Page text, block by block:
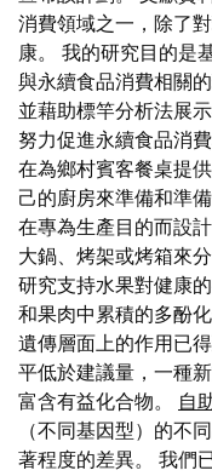
消費領域之一，除了
康。 我的研究目的是
與永續食品消費相關
並藉助標竿分析法展
努力促進永續食品消
在為鄉村賓客餐桌提
己的廚房來準備和準
在專為生產目的而設
大鍋、烤架或烤箱來
研究支持水果對健康
和果肉中累積的多酚
遺傳層面上的作用已
平低於建議量，一種
富含有益化合物。
自
（不同基因型）的不
著程度的差異。 我們